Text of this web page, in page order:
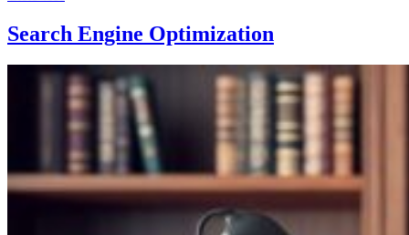
Search Engine Optimization